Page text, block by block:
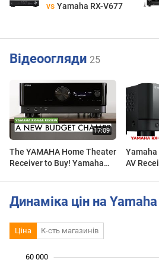
vs Yamaha RX-V677
Відеоогляди 25
The YAMAHA Home Theater
Receiver to Buy! Yamaha
Yamaha
AV
Динаміка цін на
Ціна К-сть магазинів
60 000